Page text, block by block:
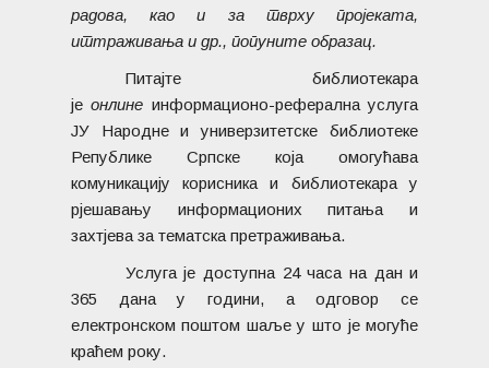
радова, као и за сврху пројеката,
истраживања и др., попуните образац.
Питајте библиотекара
јеонлине информационо-реферална услуга
ЈУ Народне и универзитетске библиотеке
Републике Српске која омогућава
комуникацију корисника и библиотекара у
рјешавању информационих питања и
захтјева за тематска претраживања.
Услуга је доступна 24 часа на дан и
365 дана у години, а одговор се
електронском поштом шаље у што је могуће
краћем року.